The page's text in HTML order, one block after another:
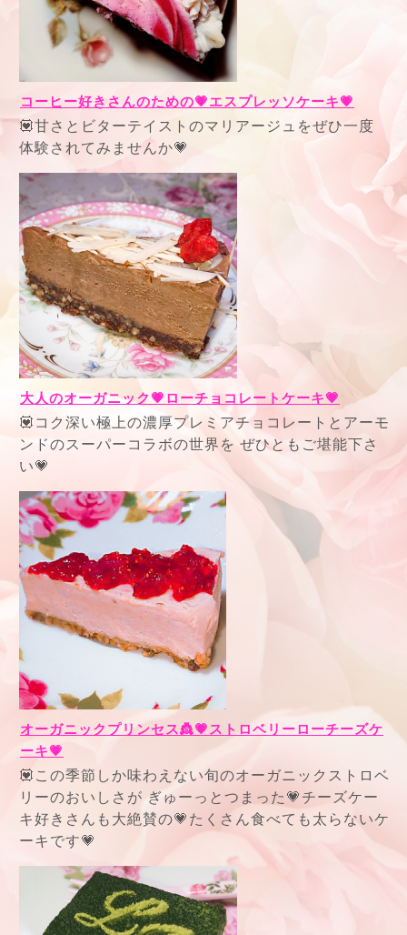
コーヒー好きさんのための💗エスプレッソケーキ💗
💟甘さとビターテイストのマリアージュをぜひ一度
体験されてみませんか💗
大人のオーガニック💗ローチョコレートケーキ💗
💟コク深い極上の濃厚プレミアチョコレートとアーモ
ンドのスーパーコラボの世界を ぜひともご堪能下さ
い💗
オーガニックプリンセス👸💗ストロベリーローチーズケ
ーキ💗
💟この季節しか味わえない旬のオーガニックストロベ
リーのおいしさが ぎゅーっとつまった💗チーズケー
キ好きさんも大絶賛の💗たくさん食べても太らないケ
ーキです💗